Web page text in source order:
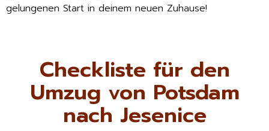
gelungenen Start in deinem neuen Zuhause!
Checkliste für den
Umzug von Potsdam
nach Jesenice